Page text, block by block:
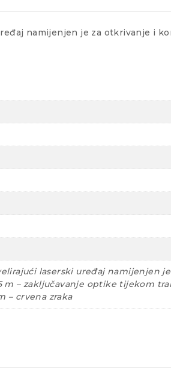
namijenjen je za otkrivanje i
laserski uređaj namijenjen
– zaključavanje optike tijekom
– crvena zraka